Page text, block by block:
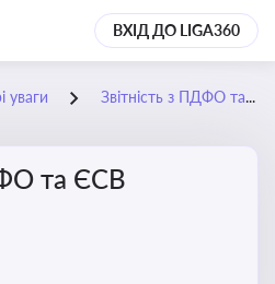
ВХІД ДО LIGA360
уваги Звітність з ПДФО та ЄСВ
та ЄСВ